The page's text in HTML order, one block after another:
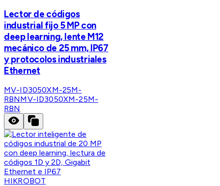
Lector de códigos
industrial fijo 5 MP con
deep learning, lente M12
mecánico de 25 mm, IP67
y protocolos industriales
Ethernet
MV-ID3050XM-25M-
RBNMV-ID3050XM-25M-
RBN
HIKROBOT